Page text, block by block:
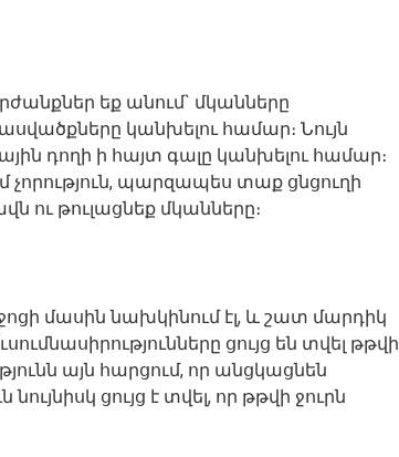
եք անում` մկանները
կանխելու համար։ Նույն
դողի ի հայտ գալը կանխելու համար։
չորություն, պարզապես տաք ցնցուղի
ու թուլացնեք մկանները։
մասին նախկինում էլ, և շատ մարդիկ
ցույց են տվել թթվի
այն հարցում, որ անցկացնեն
ցույց է տվել, որ թթվի ջուրն